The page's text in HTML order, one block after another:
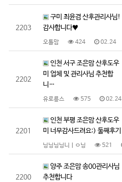
2203
구미 최윤겸 산후관리사님!
감사합니다♥
오톨맘 424 02.24
2202
인천 서구 조은맘 산후도우
미 업체 및 관리사님 추천합
니…
유로릉스 575 02.24
2201
인천 부평 조은맘 산후도우
미 너무감사드려요:) 둘째후기
닝닝닝닝니ㅣㅇ닝 521
2200
양주 조은맘 송00관리사님
추천합니다